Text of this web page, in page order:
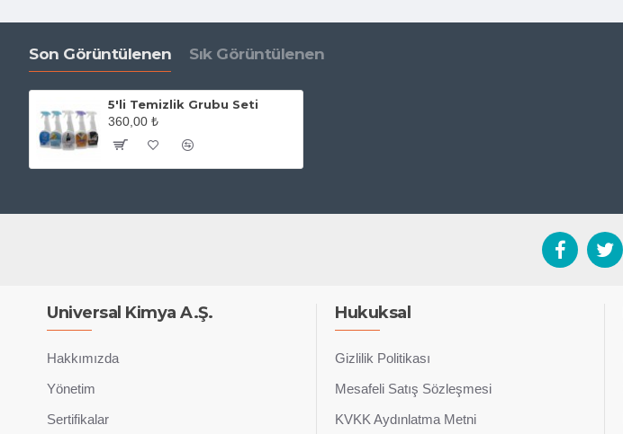
Son Görüntülenen Sık Görüntülenen
5'li Temizlik Grubu Seti
360,00 ₺
Universal Kimya A.Ş.
Hakkımızda
Yönetim
Sertifikalar
Hukuksal
Gizlilik Politikası
Mesafeli Satış Sözleşmesi
KVKK Aydınlatma Metni